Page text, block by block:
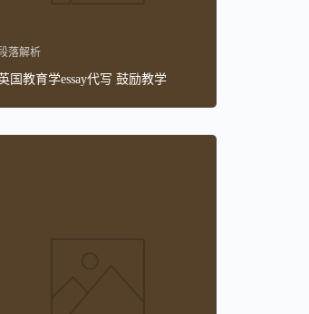
落解析
国教育学essay代写 鼓励教学